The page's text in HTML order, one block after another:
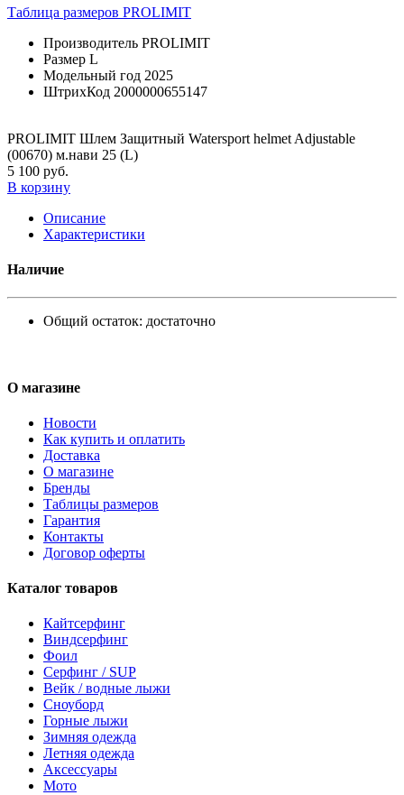
Таблица размеров PROLIMIT
Производитель PROLIMIT
Размер L
Модельный год 2025
ШтрихКод 2000000655147
PROLIMIT Шлем Защитный Watersport helmet Adjustable
(00670) м.нави 25 (L)
5 100 руб.
В корзину
Описание
Характеристики
Наличие
Общий остаток: достаточно
О магазине
Новости
Как купить и оплатить
Доставка
О магазине
Бренды
Таблицы размеров
Гарантия
Контакты
Договор оферты
Каталог товаров
Кайтсерфинг
Виндсерфинг
Фоил
Серфинг / SUP
Вейк / водные лыжи
Сноуборд
Горные лыжи
Зимняя одежда
Летняя одежда
Аксессуары
Мото